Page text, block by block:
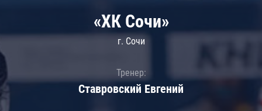
«ХК Сочи»
г. Сочи
Тренер:
Ставровский Евгений